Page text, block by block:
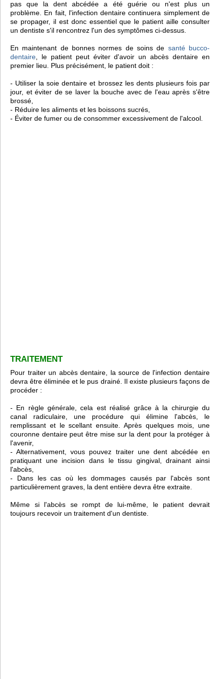
pas que la dent abcédée a été guérie ou n'est plus un
problème. En fait, l'infection dentaire continuera simplement de
se propager, il est donc essentiel que le patient aille consulter
un dentiste s'il rencontrez l'un des symptômes ci-dessus.
En maintenant de bonnes normes de soins de santé bucco-
dentaire , le patient peut éviter d'avoir un abcès dentaire en
premier lieu. Plus précisément, le patient doit :
- Utiliser la soie dentaire et brossez les dents plusieurs fois par
jour, et éviter de se laver la bouche avec de l'eau après s'être
brossé,
- Réduire les aliments et les boissons sucrés,
- Éviter de fumer ou de consommer excessivement de l'alcool.
TRAITEMENT
Pour traiter un abcès dentaire, la source de l'infection dentaire
devra être éliminée et le pus drainé. Il existe plusieurs façons de
procéder :
- En règle générale, cela est réalisé grâce à la chirurgie du
canal radiculaire, une procédure qui élimine l'abcès, le
remplissant et le scellant ensuite. Après quelques mois, une
couronne dentaire peut être mise sur la dent pour la protéger à
l'avenir,
- Alternativement, vous pouvez traiter une dent abcédée en
pratiquant une incision dans le tissu gingival, drainant ainsi
l'abcès,
- Dans les cas où les dommages causés par l'abcès sont
particulièrement graves, la dent entière devra être extraite.
Même si l'abcès se rompt de lui-même, le patient devrait
toujours recevoir un traitement d'un dentiste.